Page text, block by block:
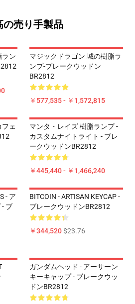
の売り手製品
ラン
マジックドラゴン 城の樹脂ラ
ンプ-ブレークウッドン
BR2812
￥577,535 - ￥1,572,815
ェ
マンタ・レイズ 樹脂ランプ -
カスタムナイトライト - ブレ
ークウッドンBR2812
￥445,440 - ￥1,466,240
- ア
- ブ
BITCOIN - ARTISAN KEYCAP -
ブレークウッドンBR2812
￥344,520$23.76
ガンダムヘッド - アーサーン
キーキャップ - ブレークウッ
ドンBR2812